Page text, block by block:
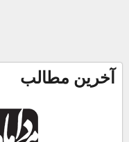
آخرین مطالب